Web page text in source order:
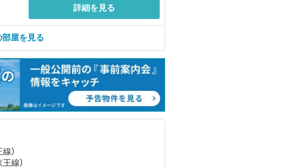
詳細を見る
屋を見る
）
王線）